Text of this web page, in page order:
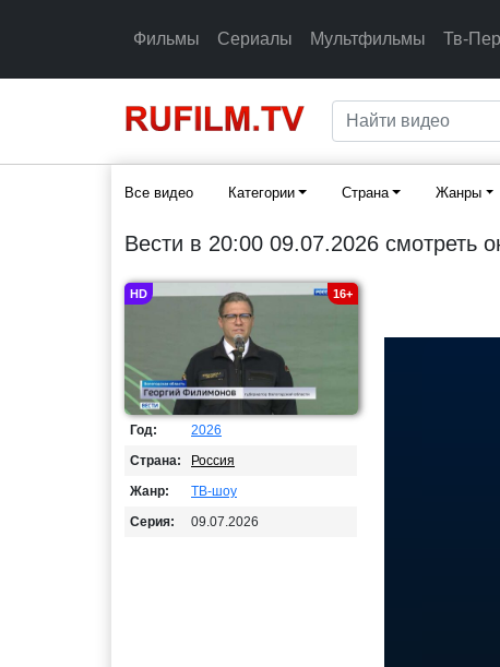
Фильмы Сериалы Мультфильмы Тв-
Все видео Категории Страна Жанры
Вести в 20:00 09.07.2026 смотреть
HD 16+
Год:
2026
Страна:
Россия
Жанр:
ТВ-шоу
Серия:
09.07.2026